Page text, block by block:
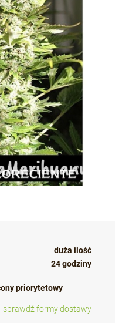
duża ilość
24 godziny
priorytetowy
kosztów płatności
sprawdź formy dostawy